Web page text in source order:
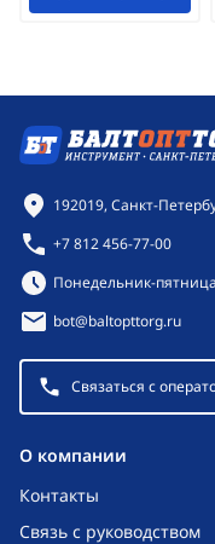
O компании
Контакты
Связь с руководством
Контактная
192019, Санкт-
+7 812 456-77-00
Режим работы:
Понедельник-
bot@baltopttorg.ru
Связаться с